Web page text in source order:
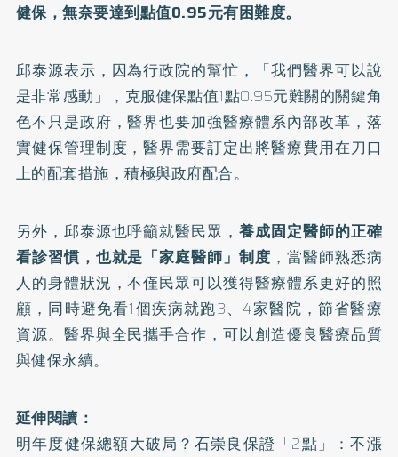
健保，無奈要達到點值0.95元有困難度。
邱泰源表示，因為行政院的幫忙，「我們醫界可以說
是非常感動」，克服健保點值1點0.95元難關的關鍵角
色不只是政府，醫界也要加強醫療體系內部改革，落
實健保管理制度，醫界需要訂定出將醫療費用在刀口
上的配套措施，積極與政府配合。
另外，邱泰源也呼籲就醫民眾，養成固定醫師的正確
看診習慣，也就是「家庭醫師」制度 ，當醫師熟悉病
人的身體狀況，不僅民眾可以獲得醫療體系更好的照
顧，同時避免看1個疾病就跑3、4家醫院，節省醫療
資源。醫界與全民攜手合作，可以創造優良醫療品質
與健保永續。
延伸閱讀：
明年度健保總額大破局？石崇良保證「2點」：不漲